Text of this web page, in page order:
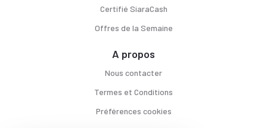
Certifié SiaraCash
Offres de la Semaine
A propos
Nous contacter
Termes et Conditions
Préférences cookies